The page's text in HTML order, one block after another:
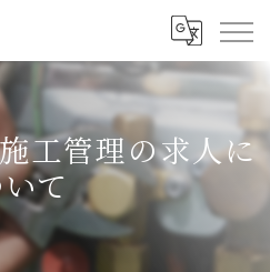
工管理の求人に
て